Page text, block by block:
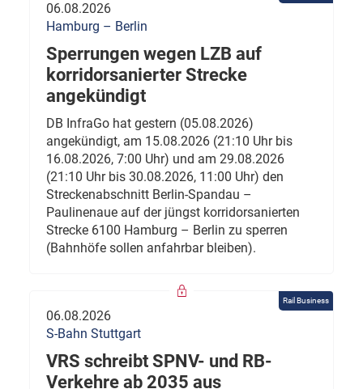
06.08.2026
Hamburg – Berlin
Sperrungen wegen LZB auf
korridorsanierter Strecke
angekündigt
DB InfraGo hat gestern (05.08.2026)
angekündigt, am 15.08.2026 (21:10 Uhr bis
16.08.2026, 7:00 Uhr) und am 29.08.2026
(21:10 Uhr bis 30.08.2026, 11:00 Uhr) den
Streckenabschnitt Berlin-Spandau –
Paulinenaue auf der jüngst korridorsanierten
Strecke 6100 Hamburg – Berlin zu sperren
(Bahnhöfe sollen anfahrbar bleiben).
Rail Business
06.08.2026
S-Bahn Stuttgart
VRS schreibt SPNV- und RB-
Verkehre ab 2035 aus